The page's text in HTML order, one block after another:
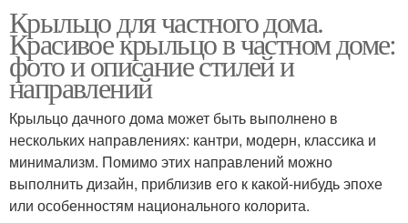
Крыльцо для частного дома.
Красивое крыльцо в частном доме:
фото и описание стилей и
направлений
Крыльцо дачного дома может быть выполнено в
нескольких направлениях: кантри, модерн, классика и
минимализм. Помимо этих направлений можно
выполнить дизайн, приблизив его к какой-нибудь эпохе
или особенностям национального колорита.